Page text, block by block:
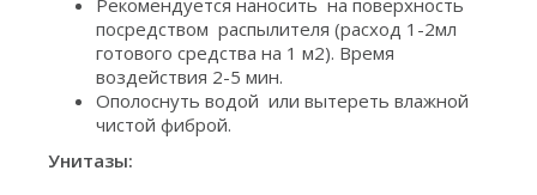
посредством распылителя (расход 1-2мл
готового средства на 1 м2). Время
воздействия 2-5 мин.
Ополоснуть водой или вытереть влажной
чистой фиброй.
Унитазы: